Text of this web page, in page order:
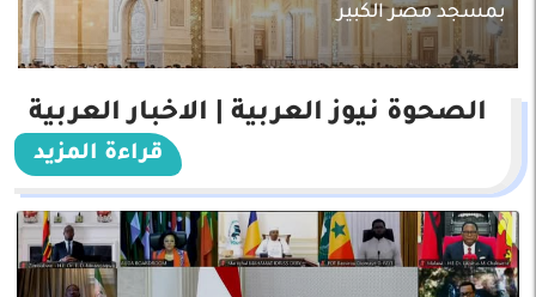
بمسجد مصر الكبير
الصحوة نيوز العربية | الاخبار العربية
قراءة المزيد